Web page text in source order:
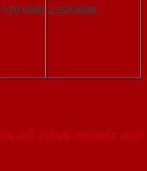
2.250.000Đ
GỖ CÔNG NGHIỆP HDF